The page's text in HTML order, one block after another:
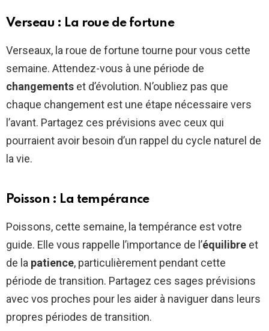
Verseau : La roue de fortune
Verseaux, la roue de fortune tourne pour vous cette
semaine. Attendez-vous à une période de
changements et d’évolution. N’oubliez pas que
chaque changement est une étape nécessaire vers
l’avant. Partagez ces prévisions avec ceux qui
pourraient avoir besoin d’un rappel du cycle naturel de
la vie.
Poisson : La tempérance
Poissons, cette semaine, la tempérance est votre
guide. Elle vous rappelle l’importance de l’équilibre et
de la patience, particulièrement pendant cette
période de transition. Partagez ces sages prévisions
avec vos proches pour les aider à naviguer dans leurs
propres périodes de transition.